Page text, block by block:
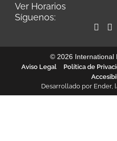
Ver Horarios
Síguenos:
© 2026 International
Aviso Legal Política de
Desarrollado por Ender,